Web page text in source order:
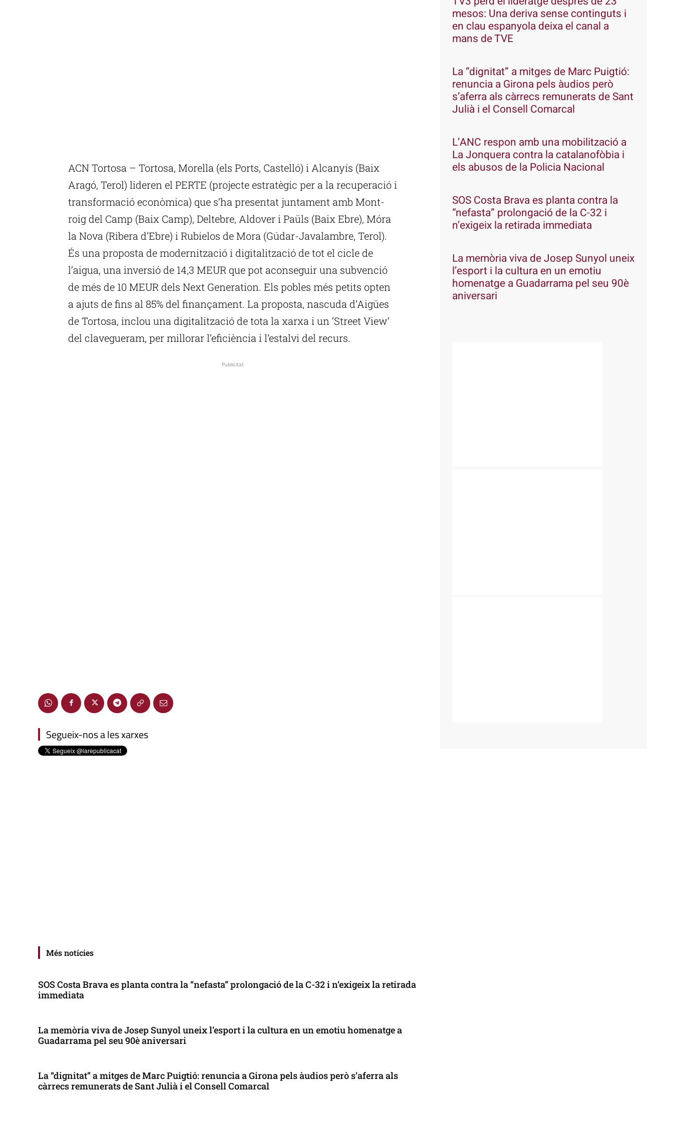
ACN Tortosa – Tortosa, Morella (els Ports, Castelló) i Alcanyís (Baix
Aragó, Terol) lideren el PERTE (projecte estratègic per a la recuperació i
transformació econòmica) que s’ha presentat juntament amb Mont-
roig del Camp (Baix Camp), Deltebre, Aldover i Paüls (Baix Ebre), Móra
la Nova (Ribera d’Ebre) i Rubielos de Mora (Gúdar-Javalambre, Terol).
És una proposta de modernització i digitalització de tot el cicle de
l’aigua, una inversió de 14,3 MEUR que pot aconseguir una subvenció
de més de 10 MEUR dels Next Generation. Els pobles més petits opten
a ajuts de fins al 85% del finançament. La proposta, nascuda d’Aigües
de Tortosa, inclou una digitalització de tota la xarxa i un ‘Street View’
del clavegueram, per millorar l’eficiència i l’estalvi del recurs.
Publicitat
Segueix-nos a les xarxes
Més notícies
SOS Costa Brava es planta contra la “nefasta” prolongació de la C-32 i n’exigeix la retirada
immediata
La memòria viva de Josep Sunyol uneix l’esport i la cultura en un emotiu homenatge a
Guadarrama pel seu 90è aniversari
La “dignitat” a mitges de Marc Puigtió: renuncia a Girona pels àudios però s’aferra als
càrrecs remunerats de Sant Julià i el Consell Comarcal
mesos: Una deriva sense continguts i
en clau espanyola deixa el canal a
mans de TVE
La “dignitat” a mitges de Marc Puigtió:
renuncia a Girona pels àudios però
s’aferra als càrrecs remunerats de Sant
Julià i el Consell Comarcal
L’ANC respon amb una mobilització a
La Jonquera contra la catalanofòbia i
els abusos de la Policia Nacional
SOS Costa Brava es planta contra la
“nefasta” prolongació de la C-32 i
n’exigeix la retirada immediata
La memòria viva de Josep Sunyol uneix
l’esport i la cultura en un emotiu
homenatge a Guadarrama pel seu 90è
aniversari